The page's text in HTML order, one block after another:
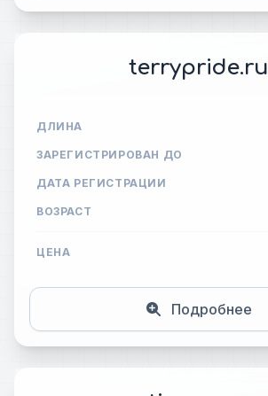
terrypride.ru
ДЛИНА
ЗАРЕГИСТРИРОВАН ДО
ДАТА РЕГИСТРАЦИИ
ВОЗРАСТ
ЦЕНА
Подробнее